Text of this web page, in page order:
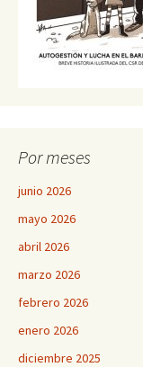
Por meses
junio 2026
mayo 2026
abril 2026
marzo 2026
febrero 2026
enero 2026
diciembre 2025